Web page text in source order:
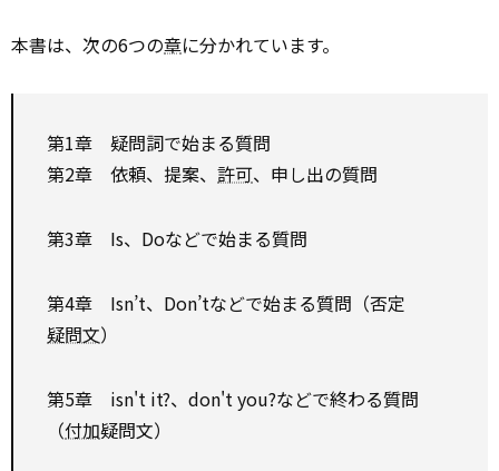
本書は、次の6つの章に分かれています。
第1章 疑問詞で始まる質問
第2章 依頼、提案、 許可、申し出の質問
第3章 Is、Doなどで始まる質問
第4章 Isn’t、Don’tなどで始まる質問（否定
疑問文）
第5章 isn't it?、don't you?などで終わる質問
（付加疑問文）